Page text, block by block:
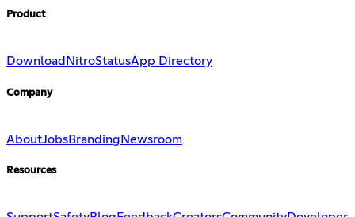
Product
Download NitroStatusApp Directory
Company
AboutJobsBranding Newsroom
Resources